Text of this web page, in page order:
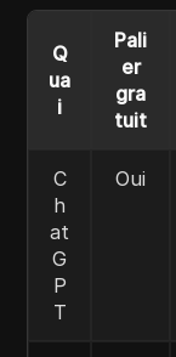
Q
ua
i
Pali
er
gra
tuit
C
h
at
G
P
T
Oui